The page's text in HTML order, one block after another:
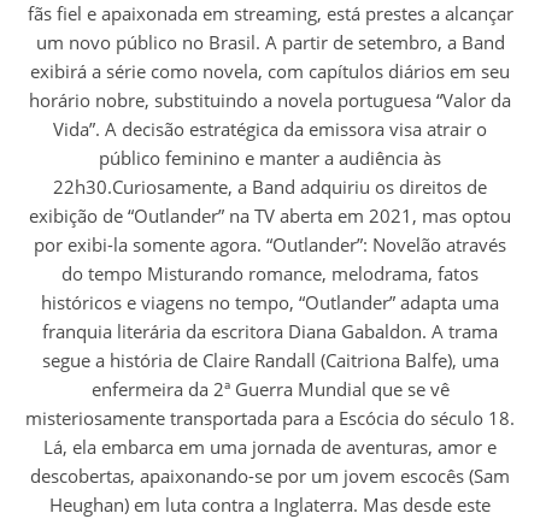
fãs fiel e apaixonada em streaming, está prestes a alcançar
um novo público no Brasil. A partir de setembro, a Band
exibirá a série como novela, com capítulos diários em seu
horário nobre, substituindo a novela portuguesa “Valor da
Vida”. A decisão estratégica da emissora visa atrair o
público feminino e manter a audiência às
22h30.Curiosamente, a Band adquiriu os direitos de
exibição de “Outlander” na TV aberta em 2021, mas optou
por exibi-la somente agora. “Outlander”: Novelão através
do tempo Misturando romance, melodrama, fatos
históricos e viagens no tempo, “Outlander” adapta uma
franquia literária da escritora Diana Gabaldon. A trama
segue a história de Claire Randall (Caitriona Balfe), uma
enfermeira da 2ª Guerra Mundial que se vê
misteriosamente transportada para a Escócia do século 18.
Lá, ela embarca em uma jornada de aventuras, amor e
descobertas, apaixonando-se por um jovem escocês (Sam
Heughan) em luta contra a Inglaterra. Mas desde este